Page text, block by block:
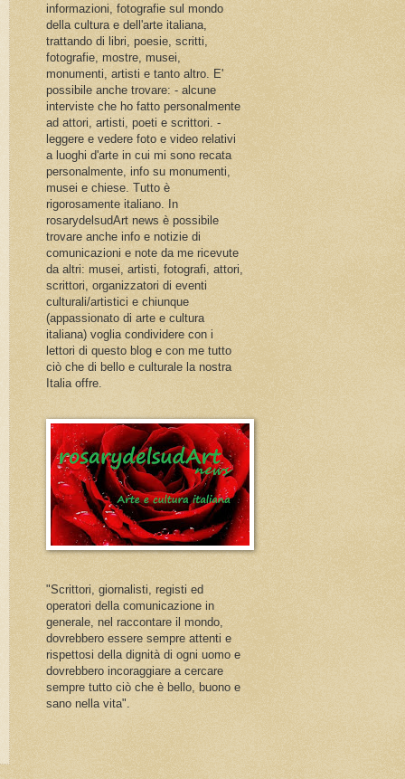
informazioni, fotografie sul mondo
della cultura e dell'arte italiana,
trattando di libri, poesie, scritti,
fotografie, mostre, musei,
monumenti, artisti e tanto altro. E'
possibile anche trovare: - alcune
interviste che ho fatto personalmente
ad attori, artisti, poeti e scrittori. -
leggere e vedere foto e video relativi
a luoghi d'arte in cui mi sono recata
personalmente, info su monumenti,
musei e chiese. Tutto è
rigorosamente italiano. In
rosarydelsudArt news è possibile
trovare anche info e notizie di
comunicazioni e note da me ricevute
da altri: musei, artisti, fotografi, attori,
scrittori, organizzatori di eventi
culturali/artistici e chiunque
(appassionato di arte e cultura
italiana) voglia condividere con i
lettori di questo blog e con me tutto
ciò che di bello e culturale la nostra
Italia offre.
"Scrittori, giornalisti, registi ed
operatori della comunicazione in
generale, nel raccontare il mondo,
dovrebbero essere sempre attenti e
rispettosi della dignità di ogni uomo e
dovrebbero incoraggiare a cercare
sempre tutto ciò che è bello, buono e
sano nella vita".